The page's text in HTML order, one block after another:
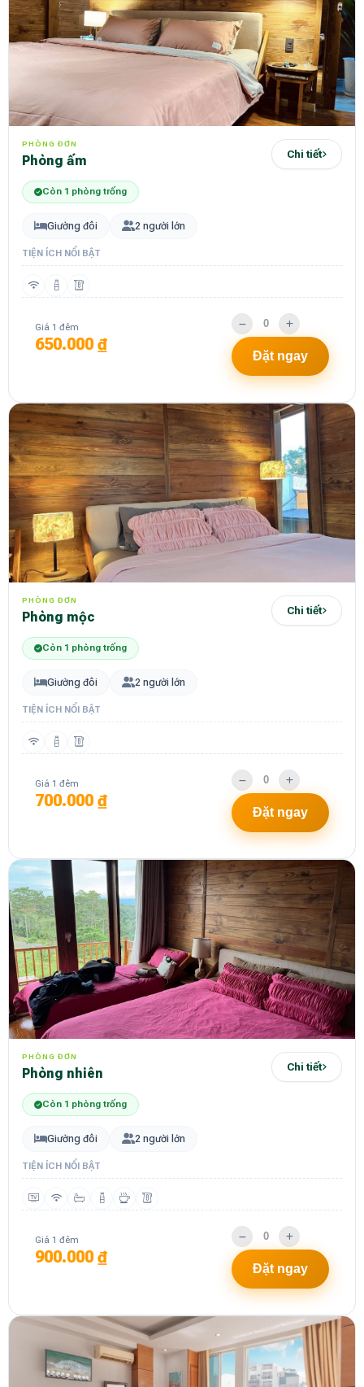
PHÒNG ĐƠN
phòng ấm Chi tiết
Còn 1 phòng trống
Giường đôi 2 người lớn
TIỆN ÍCH NỔI BẬT
Giá 1 đêm
650.000 ₫
Đặt ngay
PHÒNG ĐƠN
phòng mộc Chi tiết
Còn 1 phòng trống
Giường đôi 2 người lớn
TIỆN ÍCH NỔI BẬT
Giá 1 đêm
700.000 ₫
Đặt ngay
PHÒNG ĐƠN
phòng nhiên Chi tiết
Còn 1 phòng trống
Giường đôi 2 người lớn
TIỆN ÍCH NỔI BẬT
Giá 1 đêm
900.000 ₫
Đặt ngay